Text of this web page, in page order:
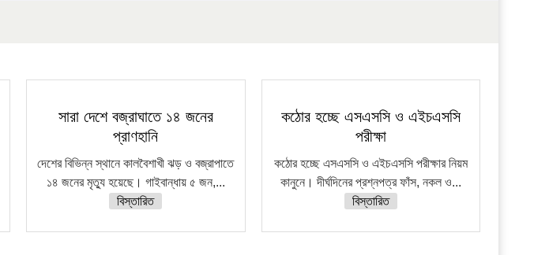
সারা দেশে বজ্রাঘাতে ১৪ জনের
প্রাণহানি
দেশের বিভিন্ন স্থানে কালবৈশাখী ঝড় ও বজ্রাপাতে
১৪ জনের মৃত্যু হয়েছে। গাইবান্ধায় ৫ জন,...
বিস্তারিত
কঠোর হচ্ছে এসএসসি ও এইচএসসি
পরীক্ষা
কঠোর হচ্ছে এসএসসি ও এইচএসসি পরীক্ষার নিয়ম
কানুনে। দীর্ঘদিনের প্রশ্নপত্র ফাঁস, নকল ও...
বিস্তারিত